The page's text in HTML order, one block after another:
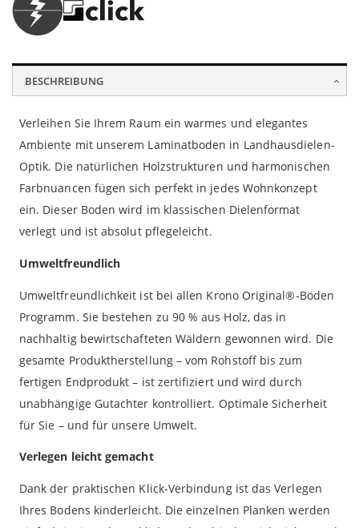
BESCHREIBUNG
Verleihen Sie Ihrem Raum ein warmes und elegantes
Ambiente mit unserem Laminatboden in Landhausdielen-
Optik. Die natürlichen Holzstrukturen und harmonischen
Farbnuancen fügen sich perfekt in jedes Wohnkonzept
ein. Dieser Boden wird im klassischen Dielenformat
verlegt und ist absolut pflegeleicht.
Umweltfreundlich
Umweltfreundlichkeit ist bei allen Krono Original®-Böden
Programm. Sie bestehen zu 90 % aus Holz, das in
nachhaltig bewirtschafteten Wäldern gewonnen wird. Die
gesamte Produktherstellung – vom Rohstoff bis zum
fertigen Endprodukt – ist zertifiziert und wird durch
unabhängige Gutachter kontrolliert. Optimale Sicherheit
für Sie – und für unsere Umwelt.
Verlegen leicht gemacht
Dank der praktischen Klick-Verbindung ist das Verlegen
Ihres Bodens kinderleicht. Die einzelnen Planken werden